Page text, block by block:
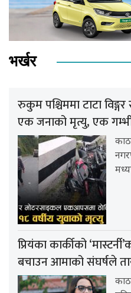
भर्खर
रुकुम पश्चिममा टाटा
एक जनाको मृत्यु, एक
प्रियंका कार्कीको
बचाउन आमाको संघर्षले